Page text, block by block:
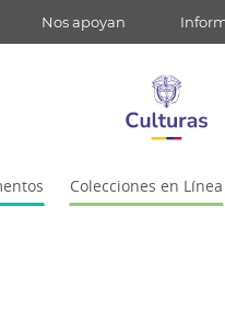
Nos apoyan
Colecciones en Línea